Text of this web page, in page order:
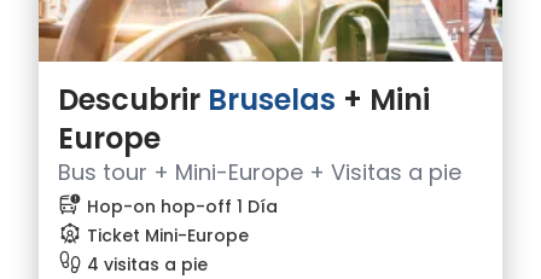
Descubrir Bruselas + Mini
Europe
Bus tour + Mini-Europe + Visitas a pie
bus_alert Hop-on hop-off 1 Día
attractions Ticket Mini-Europe
footprint 4 visitas a pie